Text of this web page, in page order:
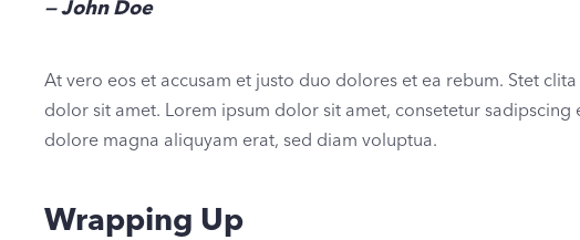
John Doe
At vero eos et accusam et justo duo dolores et ea rebum. Stet
dolor sit amet. Lorem ipsum dolor sit amet, consetetur
dolore magna aliquyam erat, sed diam voluptua.
Wrapping Up